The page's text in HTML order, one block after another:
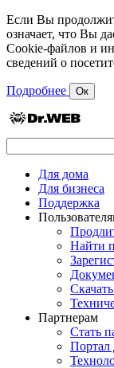
Если Вы
означает, что Вы
Cookie-файлов и
сведений о
Подробнее Ок
Для дома
Для бизнеса
Поддержка
Найти
Партнерам
Стать
Портал